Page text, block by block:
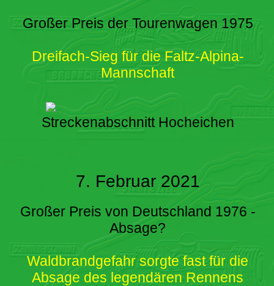
Großer Preis der Tourenwagen 1975
Dreifach-Sieg für die Faltz-Alpina-
Mannschaft
Streckenabschnitt Hocheichen
7. Februar 2021
Großer Preis von Deutschland 1976 -
Absage?
Waldbrandgefahr sorgte fast für die
Absage des legendären Rennens